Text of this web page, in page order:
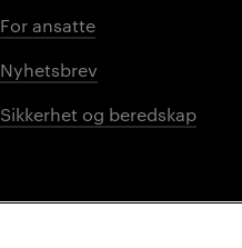
For ansatte
Nyhetsbrev
Sikkerhet og beredskap